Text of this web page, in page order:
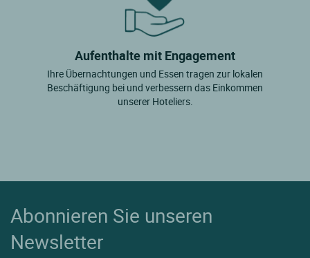
Aufenthalte mit Engagement
Ihre Übernachtungen und Essen tragen zur lokalen
Beschäftigung bei und verbessern das Einkommen
unserer Hoteliers.
Abonnieren Sie unseren
Newsletter